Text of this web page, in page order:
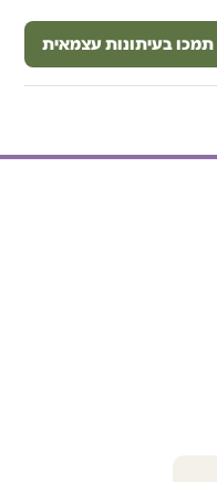
תמכו בעיתונות עצמאית